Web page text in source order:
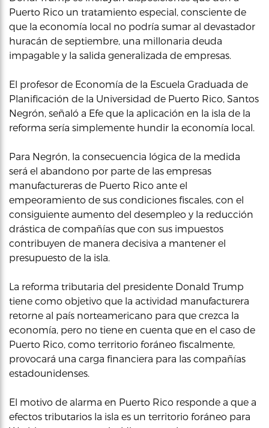
Puerto Rico un tratamiento especial, consciente de
que la economía local no podría sumar al devastador
huracán de septiembre, una millonaria deuda
impagable y la salida generalizada de empresas.
El profesor de Economía de la Escuela Graduada de
Planificación de la Universidad de Puerto Rico, Santos
Negrón, señaló a Efe que la aplicación en la isla de la
reforma sería simplemente hundir la economía local.
Para Negrón, la consecuencia lógica de la medida
será el abandono por parte de las empresas
manufactureras de Puerto Rico ante el
empeoramiento de sus condiciones fiscales, con el
consiguiente aumento del desempleo y la reducción
drástica de compañías que con sus impuestos
contribuyen de manera decisiva a mantener el
presupuesto de la isla.
La reforma tributaria del presidente Donald Trump
tiene como objetivo que la actividad manufacturera
retorne al país norteamericano para que crezca la
economía, pero no tiene en cuenta que en el caso de
Puerto Rico, como territorio foráneo fiscalmente,
provocará una carga financiera para las compañías
estadounidenses.
El motivo de alarma en Puerto Rico responde a que a
efectos tributarios la isla es un territorio foráneo para